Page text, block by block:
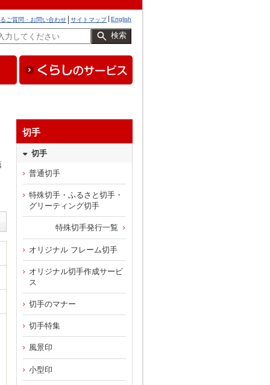
English
サイトマップ
ご質問・お問い合わせ
検索
切手
切手
普通切手
特殊切手・ふるさと切手・
グリーティング切手
特殊切手発行一覧
オリジナル フレーム切手
オリジナル切手作成サービ
ス
切手のマナー
切手特集
風景印
小型印